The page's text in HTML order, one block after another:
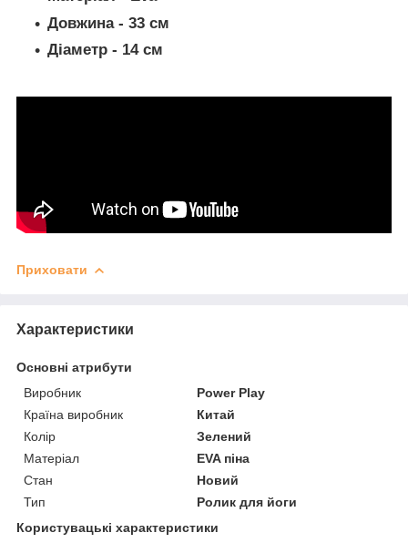
Довжина - 33 см
Діаметр - 14 см
Приховати
Характеристики
Основні атрибути
Виробник
Power Play
Країна виробник
Китай
Колір
Зелений
Матеріал
EVA піна
Стан
Новий
Тип
Ролик для йоги
Користувацькі характеристики